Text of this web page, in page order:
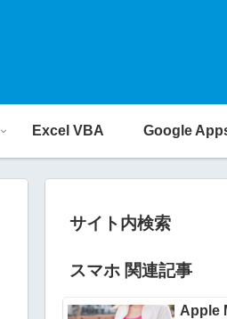
Excel VBA Google
サイト内検索
スマホ 関連記事
Apple